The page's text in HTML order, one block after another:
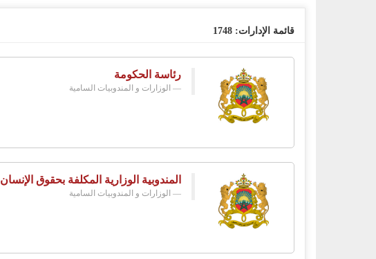
قائمة الإدارات: 1748
رئاسة الحكومة
الوزارات و المندوبيات السامية
المندوبية الوزارية المكلفة بحقوق الإنسان
الوزارات و المندوبيات السامية